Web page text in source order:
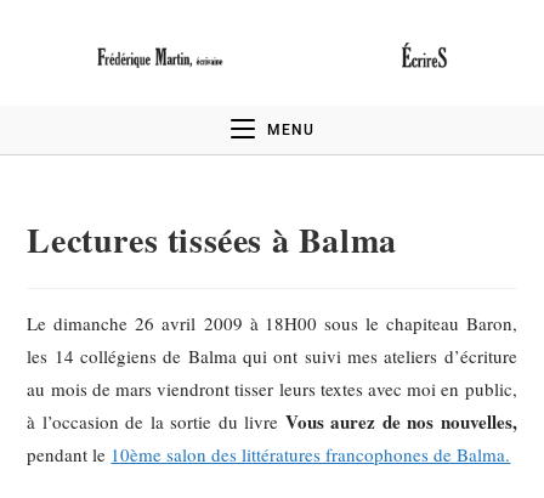
MENU
Lectures tissées à Balma
Le dimanche 26 avril 2009 à 18H00 sous le chapiteau Baron,
les 14 collégiens de Balma qui ont suivi mes ateliers d’écriture
au mois de mars viendront tisser leurs textes avec moi en public,
à l’occasion de la sortie du livre Vous aurez de nos nouvelles,
pendant le 10ème salon des littératures francophones de Balma.